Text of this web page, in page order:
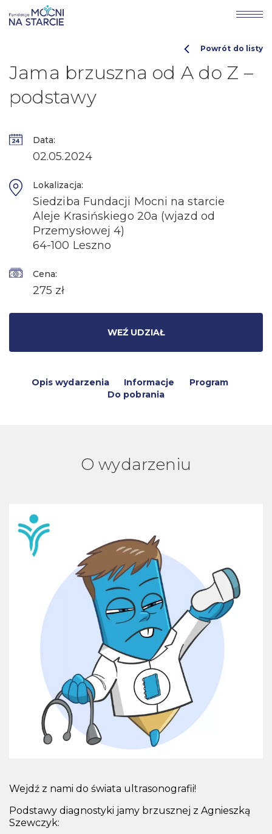
Jama brzuszna od A do Z –
podstawy
Powrót do listy
Data:
02.05.2024
Lokalizacja:
Siedziba Fundacji Mocni na starcie
Aleje Krasińskiego 20a (wjazd od
Przemysłowej 4)
64-100 Leszno
Cena:
275 zł
WEŹ UDZIAŁ
Opis wydarzenia Informacje
Program
Do pobrania
O wydarzeniu
Wejdź z nami do świata ultrasonografii!
Podstawy diagnostyki jamy brzusznej z Agnieszką
Szewczyk: